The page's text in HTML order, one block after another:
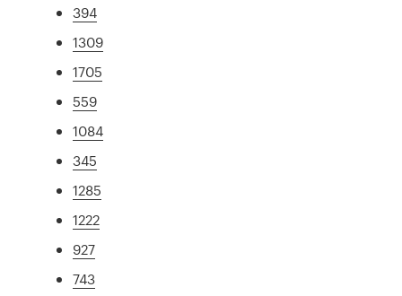
394
1309
1705
559
1084
345
1285
1222
927
743